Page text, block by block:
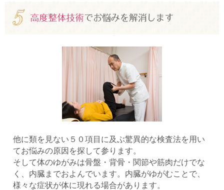
他に類を見ない５０項目に及ぶ驚異的な検査法を用い
てお悩みの原因を探して参ります。
そして体のゆがみは骨盤・背骨・関節や筋肉だけでな
く、内臓までおよんでいます。内臓がゆがむことで、
様々な症状が体に現れる場合があります。